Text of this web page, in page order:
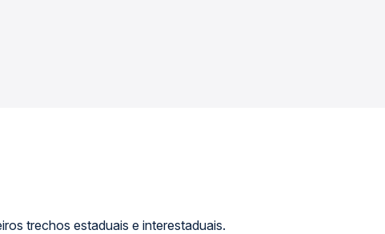
trechos estaduais e interestaduais.